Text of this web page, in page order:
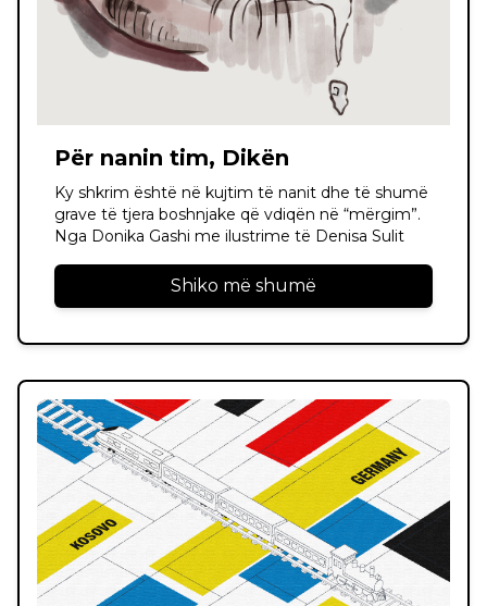
Për nanin tim, Dikën
Ky shkrim është në kujtim të nanit dhe të shumë
grave të tjera boshnjake që vdiqën në “mërgim”.
Nga Donika Gashi me ilustrime të Denisa Sulit
Shiko më shumë